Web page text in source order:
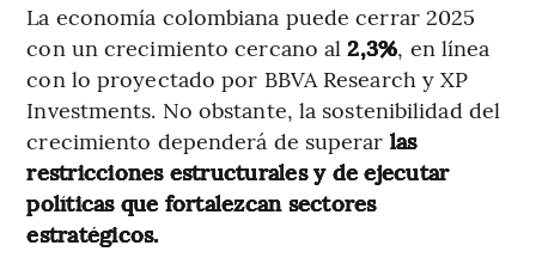
La economía colombiana puede cerrar 2025
con un crecimiento cercano al2,3%, en línea
con lo proyectado por BBVA Research y XP
Investments. No obstante, la sostenibilidad del
crecimiento dependerá de superar las
restricciones estructurales y de ejecutar
políticas que fortalezcan sectores
estratégicos.